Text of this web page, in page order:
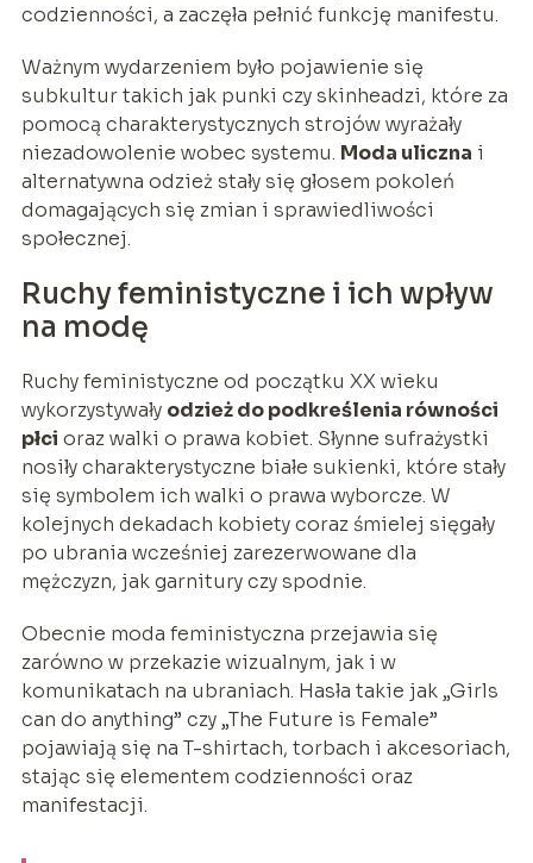
codzienności, a zaczęła pełnić funkcję manifestu.
Ważnym wydarzeniem było pojawienie się
subkultur takich jak punki czy skinheadzi, które za
pomocą charakterystycznych strojów wyrażały
niezadowolenie wobec systemu. Moda uliczna i
alternatywna odzież stały się głosem pokoleń
domagających się zmian i sprawiedliwości
społecznej.
Ruchy feministyczne i ich wpływ
na modę
Ruchy feministyczne od początku XX wieku
wykorzystywały odzież do podkreślenia równości
płci oraz walki o prawa kobiet. Słynne sufrażystki
nosiły charakterystyczne białe sukienki, które stały
się symbolem ich walki o prawa wyborcze. W
kolejnych dekadach kobiety coraz śmielej sięgały
po ubrania wcześniej zarezerwowane dla
mężczyzn, jak garnitury czy spodnie.
Obecnie moda feministyczna przejawia się
zarówno w przekazie wizualnym, jak i w
komunikatach na ubraniach. Hasła takie jak „Girls
can do anything” czy „The Future is Female”
pojawiają się na T-shirtach, torbach i akcesoriach,
stając się elementem codzienności oraz
manifestacji.